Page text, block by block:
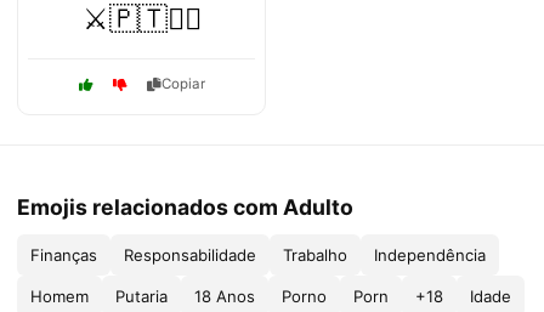
⚔️🇵🇹🏴‍☠️
Copiar
Emojis relacionados com Adulto
Finanças Responsabilidade Trabalho Independência
Homem Putaria 18 Anos Porno Porn +18 Idade